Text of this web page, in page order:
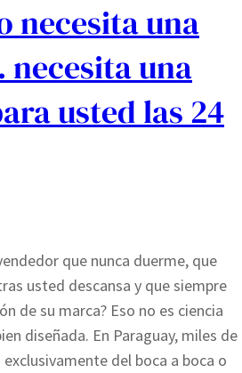
necesita una
una
usted las 24
que nunca duerme, que
usted descansa y que siempre
de su marca? Eso no es ciencia
diseñada. En Paraguay, miles de
del boca a boca o